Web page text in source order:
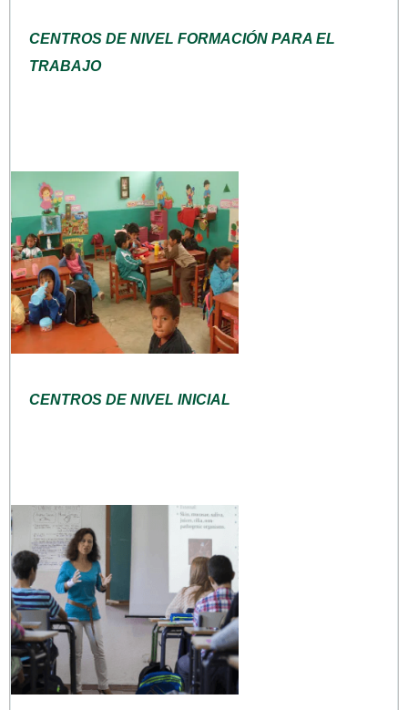
CENTROS DE NIVEL FORMACIÓN PARA EL
TRABAJO
CENTROS DE NIVEL INICIAL